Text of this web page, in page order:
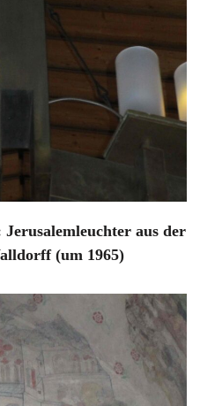
Jerusalemleuchter aus der
(um 1965)